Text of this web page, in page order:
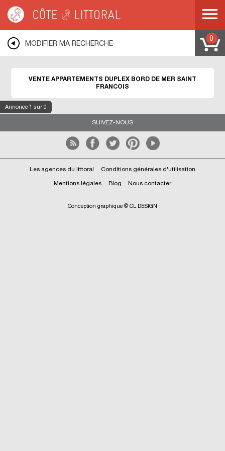
DOM-TOM > MAYOTTE> SAINT FRANCOIS
MODIFIER MA RECHERCHE
0
Annonce 1 sur 0
VENTE APPARTEMENTS DUPLEX BORD DE MER SAINT
FRANCOIS
SUIVEZ-NOUS
Les agences du littoral Conditions générales d'utilisation
Mentions légales Blog Nous contacter
Conception graphique © CL DESIGN